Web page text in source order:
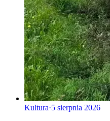
Kultura·5 sierpnia 2026